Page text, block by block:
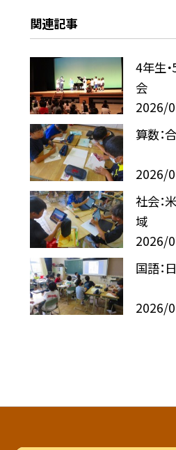
関連記事
4年生
会
2026/
算数：
2026/
社会：
域
2026/
国語：
2026/